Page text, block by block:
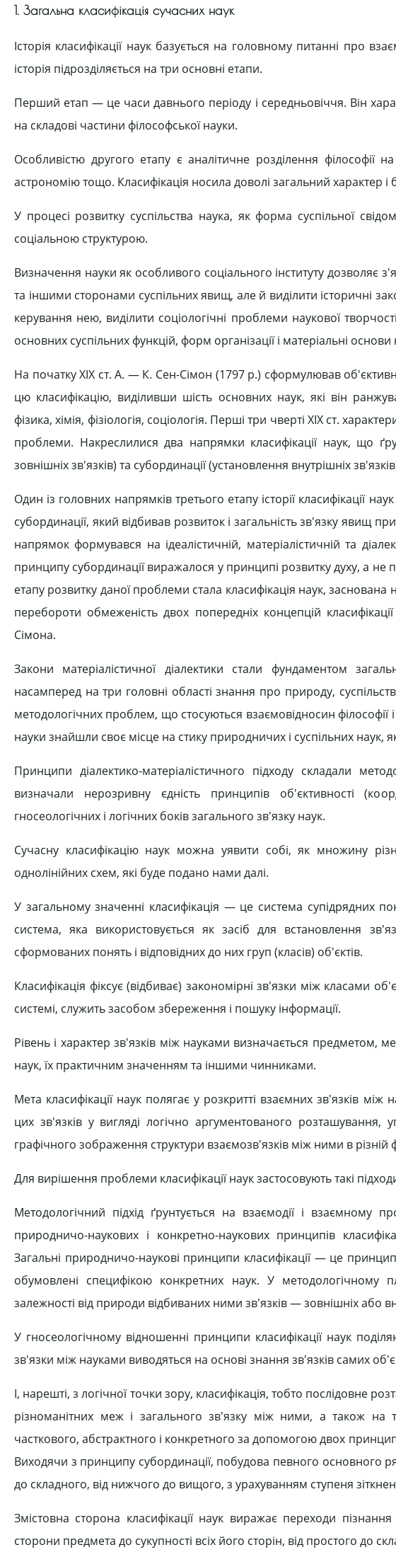
1. Загальна класифікація сучасних наук
Історія класифікації наук базується на головному питанні про
історія підрозділяється на три основні етапи.
Перший етап — це часи давнього періоду і середньовіччя. Він
на складові частини філософської науки.
Особливістю другого етапу є аналітичне розділення філософії
астрономію тощо. Класифікація носила доволі загальний характер
У процесі розвитку суспільства наука, як форма суспільної
соціальною структурою.
Визначення науки як особливого соціального інституту дозволяє
та іншими сторонами суспільних явищ, але й виділити історичні
керування нею, виділити соціологічні проблеми наукової
основних суспільних функцій, форм організації і матеріальні основи
На початку XIX ст. А. — К. Сен-Сімон (1797 р.) сформулював
цю класифікацію, виділивши шість основних наук, які він
фізика, хімія, фізіологія, соціологія. Перші три чверті XIX ст.
проблеми. Накреслилися два напрямки класифікації наук, що
зовнішніх зв'язків) та субординації (установлення внутрішніх
Один із головних напрямків третього етапу історії класифікації
субординації, який відбивав розвиток і загальність зв'язку явищ
напрямок формувався на ідеалістичній, матеріалістичній та
принципу субординації виражалося у принципі розвитку духу, а не
етапу розвитку даної проблеми стала класифікація наук, заснована
перебороти обмеженість двох попередніх концепцій
Сімона.
Закони матеріалістичної діалектики стали фундаментом
насамперед на три головні області знання про природу,
методологічних проблем, що стосуються взаємовідносин філософії і
науки знайшли своє місце на стику природничих і суспільних наук,
Принципи діалектико-матеріалістичного підходу складали
визначали нерозривну єдність принципів об'єктивності
гносеологічних і логічних боків загального зв'язку наук.
Сучасну класифікацію наук можна уявити собі, як множину
однолінійних схем, які буде подано нами далі.
У загальному значенні класифікація — це система супідрядних
система, яка використовується як засіб для встановлення
сформованих понять і відповідних до них груп (класів) об'єктів.
Класифікація фіксує (відбиває) закономірні зв'язки між класами
системі, служить засобом збереження і пошуку інформації.
Рівень і характер зв'язків між науками визначається предметом,
наук, їх практичним значенням та іншими чинниками.
Мета класифікації наук полягає у розкритті взаємних зв'язків
цих зв'язків у вигляді логічно аргументованого розташування,
графічного зображення структури взаємозв'язків між ними в різній
Для вирішення проблеми класифікації наук застосовують такі
Методологічний підхід ґрунтується на взаємодії і взаємному
природничо-наукових і конкретно-наукових принципів
Загальні природничо-наукові принципи класифікації — це
обумовлені специфікою конкретних наук. У методологічному
залежності від природи відбиваних ними зв'язків — зовнішніх або
У гносеологічному відношенні принципи класифікації наук
зв'язки між науками виводяться на основі знання зв'язків самих
І, нарешті, з логічної точки зору, класифікація, тобто послідовне
різноманітних меж і загального зв'язку між ними, а також на
часткового, абстрактного і конкретного за допомогою двох
Виходячи з принципу субординації, побудова певного основного
до складного, від нижчого до вищого, з урахуванням ступеня
Змістовна сторона класифікації наук виражає переходи
сторони предмета до сукупності всіх його сторін, від простого до